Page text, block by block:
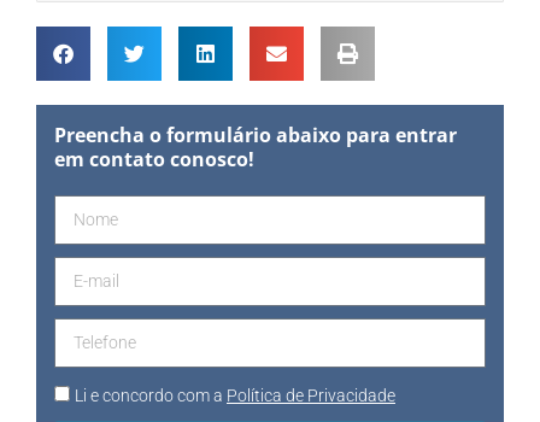
Preencha o formulário abaixo para entrar
em contato conosco!
Li e concordo com a Política de Privacidade